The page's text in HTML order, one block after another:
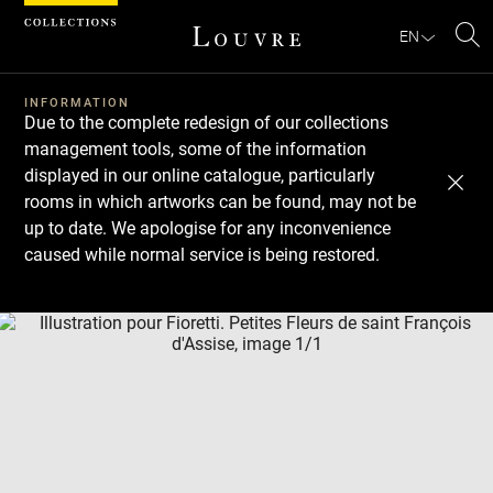
EN
INFORMATION
Due to the complete redesign of our collections
management tools, some of the information
displayed in our online catalogue, particularly
rooms in which artworks can be found, may not be
up to date. We apologise for any inconvenience
caused while normal service is being restored.
Download
Next
Previous
Cookies management panel